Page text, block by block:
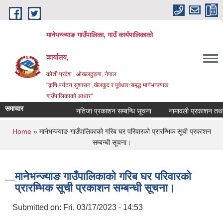
Skip to main content
मानेभन्ज्याङ गाउँपालिका, गाउँ कार्यपालिकाको
कार्यालय,
कोशी प्रदेश , ओखलढुङ्गा, नेपाल
"कृषि,पर्यटन,सुशासन ,खेलकुद र पूर्वधारःसमृद्ध मानेभन्ज्याङ
गाउँपालिकाको आधार"
समाचार नतिजा प्रकाशन सम्बन्धि सूचना नामावली प्रकाशन तथा
You are here
Home» मानेभन्ज्याङ गाउँपालिकाको गरिब घर परिवारको प्रारम्भिक सूची प्रकाशन
सम्बन्धी सूचना।
मानेभन्ज्याङ गाउँपालिकाको गरिब घर परिवारको
प्रारम्भिक सूची प्रकाशन सम्बन्धी सूचना।
Submitted on: Fri, 03/17/2023 - 14:53